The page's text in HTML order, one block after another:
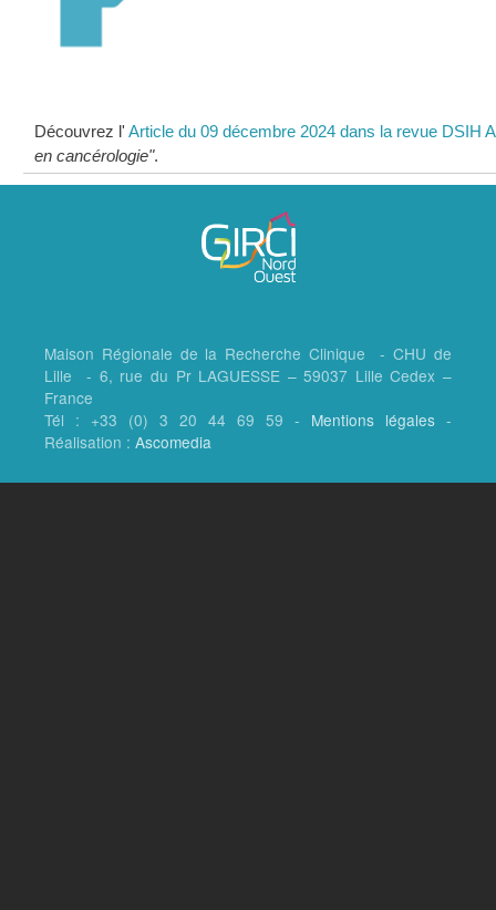
Découvrez l' Article du 09 décembre 2024 dans la revue DSIH
en cancérologie".
Maison Régionale de la Recherche Clinique - CHU de
Lille - 6, rue du Pr LAGUESSE – 59037 Lille Cedex –
France
Tél : +33 (0) 3 20 44 69 59 - Mentions légales -
Réalisation : Ascomedia